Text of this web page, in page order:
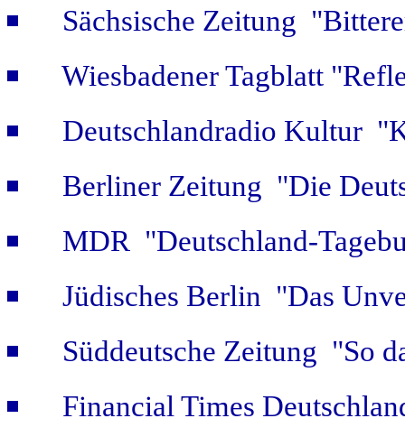
Sächsische Zeitung
Wiesbadener Tagblatt
Deutschlandradio Kultur
Berliner Zeitung "Die
MDR "Deutschland-
Jüdisches Berlin "Das
Süddeutsche Zeitung "So
Financial Times